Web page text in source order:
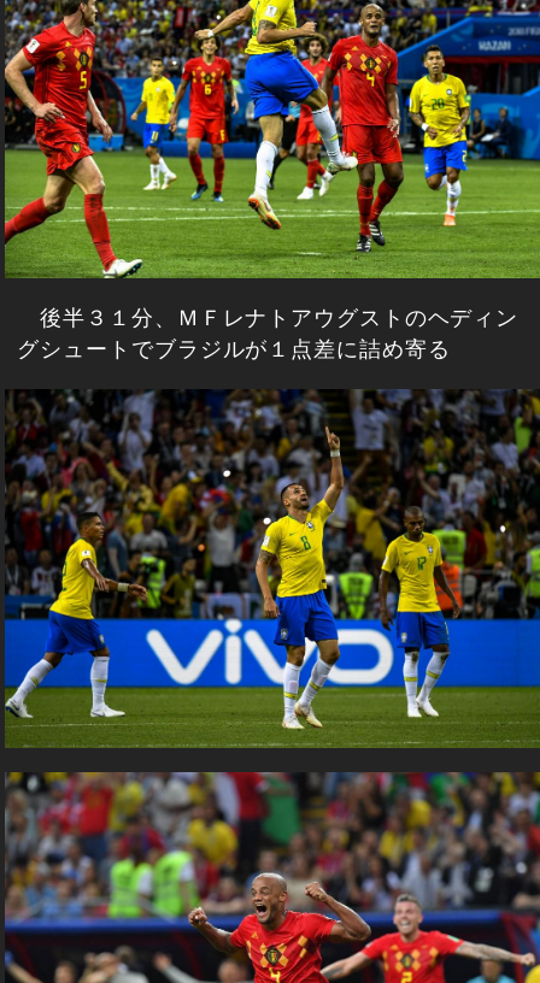
後半３１分、ＭＦレナトアウグストのヘディン
グシュートでブラジルが１点差に詰め寄る